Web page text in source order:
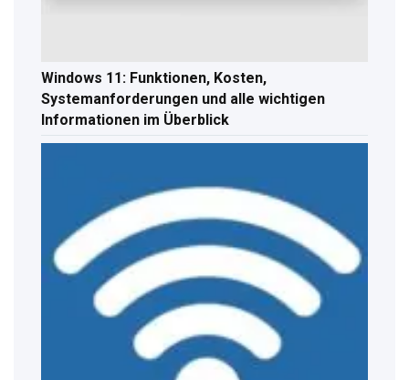
Windows 11: Funktionen, Kosten,
Systemanforderungen und alle wichtigen
Informationen im Überblick